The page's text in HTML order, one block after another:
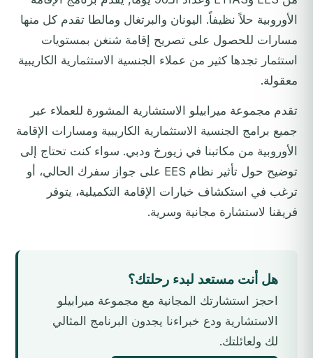
الأوروبية حلاً نظيفاً. اليونان والبرتغال ومالطا تقدم كل منها
مسارات للحصول على تصريح إقامة شنغن بمستويات
استثمار تجدها كثير من عملاء الجنسية الاستثمارية الكاريبية
معقولة.
تقدم مجموعة ميرابيلو الاستشارية المشورة للعملاء عبر
جميع برامج الجنسية الاستثمارية الكاريبية ومسارات الإقامة
الأوروبية من مكاتبنا في زيورخ ودبي. سواء كنت تحتاج إلى
توضيح حول تأثير نظام EES على جواز سفرك الحالي، أو
ترغب في استكشاف خيارات الإقامة التكميلية، يتوفر
فريقنا لاستشارة مجانية وسرية.
هل أنت مستعد لبدء رحلتك؟
احجز استشارتك المجانية مع مجموعة ميرابيلو
الاستشارية ودع خبراءنا يجدون البرنامج المثالي
لك ولعائلتك.